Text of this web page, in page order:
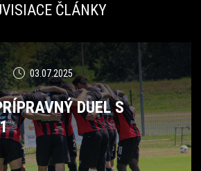
ČLÁNKY
03.07.2025
DUEL S